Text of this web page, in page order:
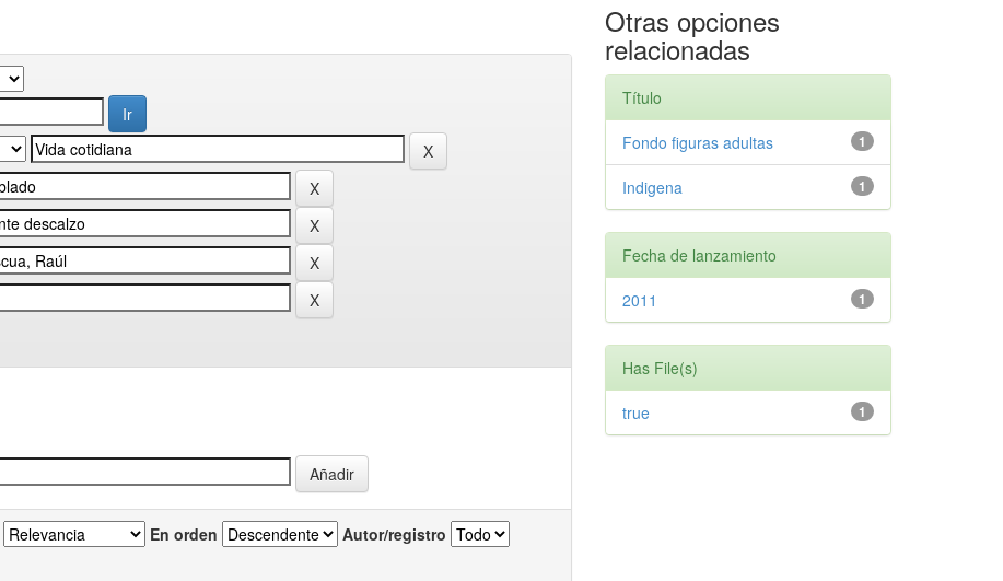
En orden Autor/registro
Otras opciones
relacionadas
Título
1
Fondo figuras adultas
1
Indigena
Fecha de lanzamiento
1
2011
Has File(s)
1
true